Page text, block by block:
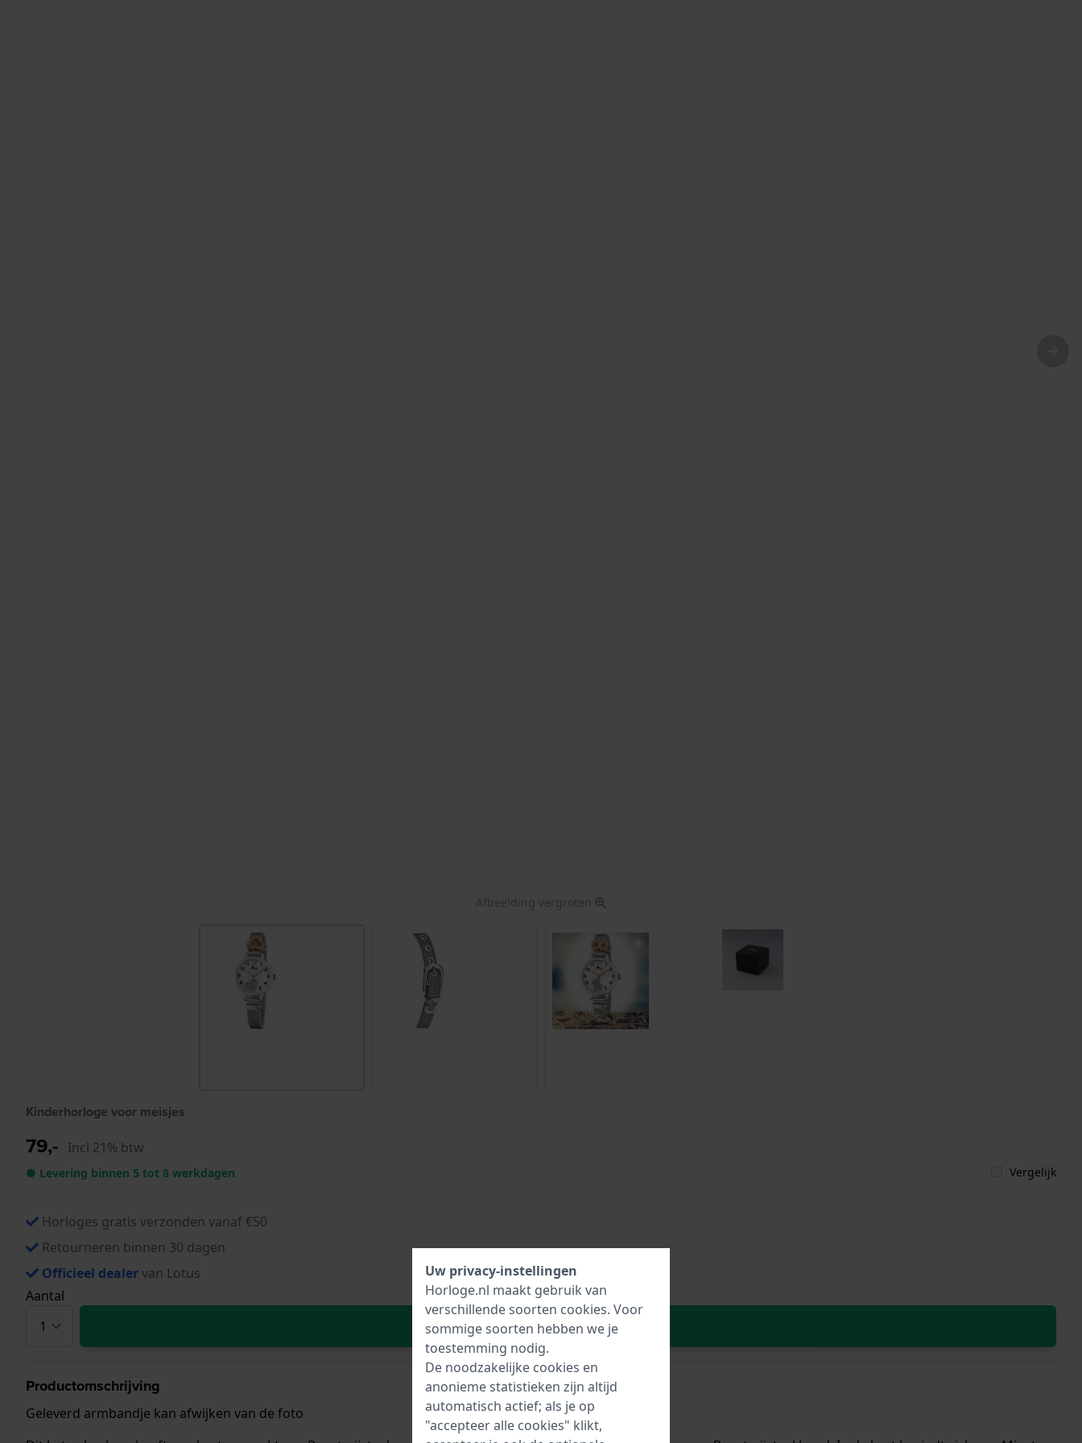
Afbeelding vergroten
Kinderhorloge voor meisjes
79,- Incl 21% btw
● Levering binnen 5 tot 8 werkdagen Vergelijk
Horloges gratis verzonden vanaf €50
Retourneren binnen 30 dagen
Officieel dealervan Lotus
Aantal
In Winkelwagen
Productomschrijving
Geleverd armbandje kan afwijken van de foto
Uw privacy-instellingen
Horloge.nl maakt gebruik van
verschillende soorten cookies. Voor
sommige soorten hebben we je
toestemming nodig.
De noodzakelijke cookies en
anonieme statistieken zijn altijd
automatisch actief; als je op
"accepteer alle cookies" klikt,